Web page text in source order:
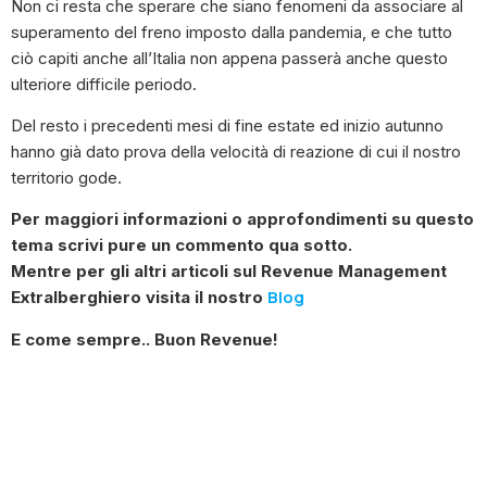
Non ci resta che sperare che siano fenomeni da associare al
superamento del freno imposto dalla pandemia, e che tutto
ciò capiti anche all’Italia non appena passerà anche questo
ulteriore difficile periodo.
Del resto i precedenti mesi di fine estate ed inizio autunno
hanno già dato prova della velocità di reazione di cui il nostro
territorio gode.
Per maggiori informazioni o approfondimenti su questo
tema scrivi pure un commento qua sotto.
Mentre per gli altri articoli sul Revenue Management
Extralberghiero visita il nostro Blog
E come sempre.. Buon Revenue!